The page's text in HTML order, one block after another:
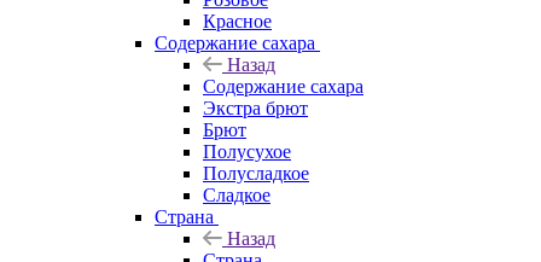
Красное
Содержание сахара
Назад
Содержание сахара
Экстра брют
Брют
Полусухое
Полусладкое
Сладкое
Страна
Назад